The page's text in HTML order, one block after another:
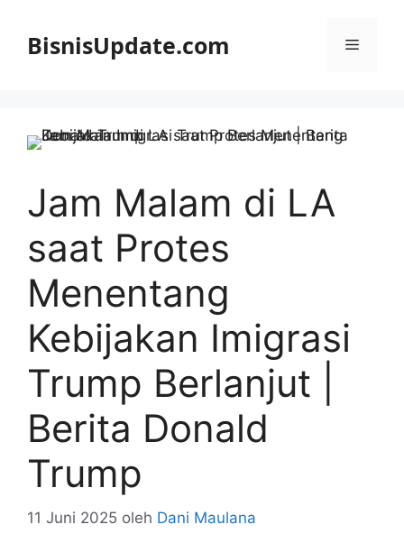
BisnisUpdate.com Menu
Jam Malam di LA
saat Protes
Menentang
Kebijakan Imigrasi
Trump Berlanjut |
Berita Donald
Trump
11 Juni 2025 oleh Dani Maulana